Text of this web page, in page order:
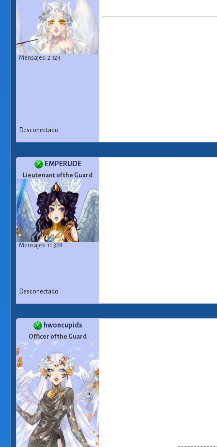
Mensajes: 2 324
Desconectado
EMPERUDE
Lieutenant of the Guard
Mensajes: 11 328
Desconectado
hwoncupids
Officer of the Guard